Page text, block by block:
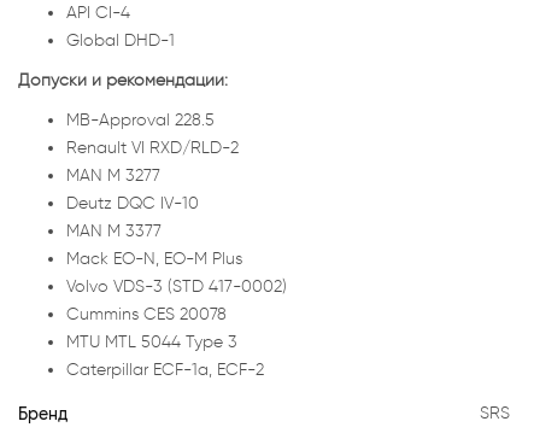
API CI-4
Global DHD-1
Допуски и рекомендации:
MB-Approval 228.5
Renault VI RXD/RLD-2
MAN M 3277
Deutz DQC IV-10
MAN M 3377
Mack EO-N, EO-M Plus
Volvo VDS-3 (STD 417-0002)
Cummins CES 20078
MTU MTL 5044 Type 3
Caterpillar ECF-1a, ECF-2
Бренд SRS